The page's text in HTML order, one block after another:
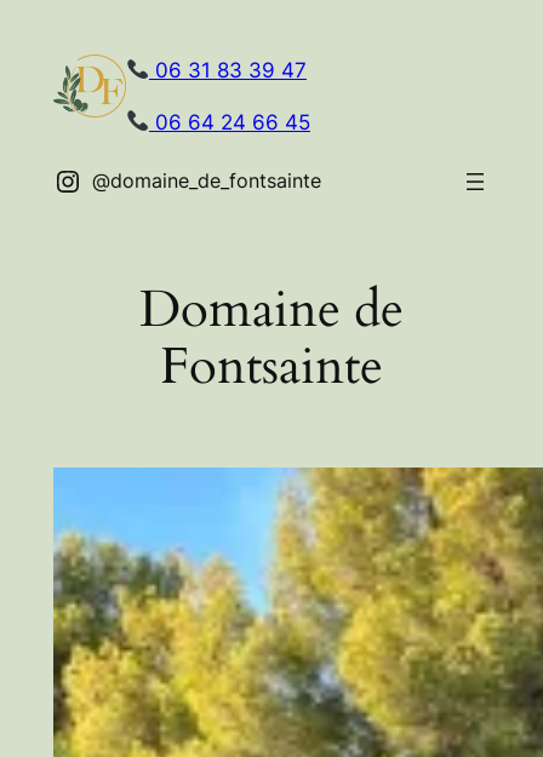
contenu
06 31 83 39 47
06 64 24 66 45
@domaine_de_fontsainte
Domaine de
Fontsainte